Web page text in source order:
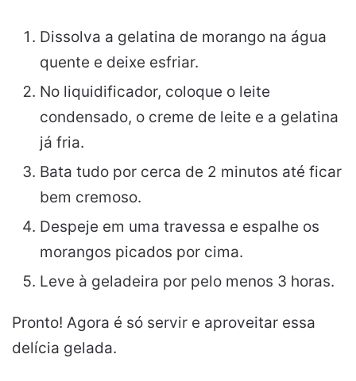
Dissolva a gelatina de morango na água
quente e deixe esfriar.
No liquidificador, coloque o leite
condensado, o creme de leite e a gelatina
já fria.
Bata tudo por cerca de 2 minutos até ficar
bem cremoso.
Despeje em uma travessa e espalhe os
morangos picados por cima.
Leve à geladeira por pelo menos 3 horas.
Pronto! Agora é só servir e aproveitar essa
delícia gelada.